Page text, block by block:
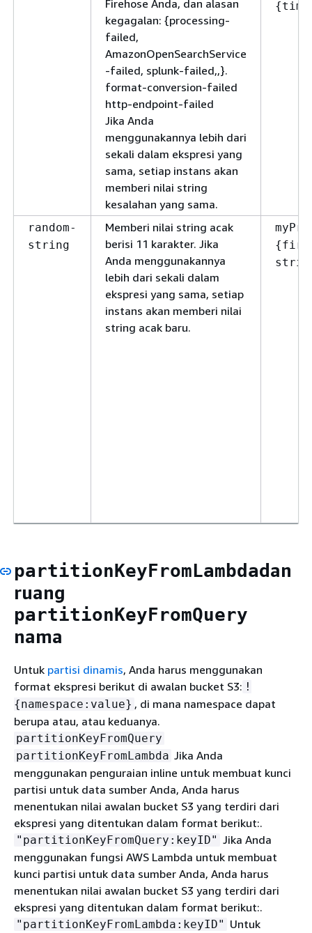
Firehose Anda, dan alasan
kegagalan: {processing-
failed,
AmazonOpenSearchService
-failed, splunk-failed,,}.
format-conversion-failed
http-endpoint-failed
Jika Anda
menggunakannya lebih dari
sekali dalam ekspresi yang
sama, setiap instans akan
memberi nilai string
kesalahan yang sama.
{
random-
string
Memberi nilai string acak
berisi 11 karakter. Jika
Anda menggunakannya
lebih dari sekali dalam
ekspresi yang sama, setiap
instans akan memberi nilai
string acak baru.
{
partitionKeyFromLambdadan
ruang
partitionKeyFromQuery
nama
Untuk partisi dinamis, Anda harus menggunakan
format ekspresi berikut di awalan bucket S3: !
{namespace:value} , di mana namespace dapat
berupa atau, atau keduanya.
partitionKeyFromQuery
partitionKeyFromLambda Jika Anda
menggunakan penguraian inline untuk membuat kunci
partisi untuk data sumber Anda, Anda harus
menentukan nilai awalan bucket S3 yang terdiri dari
ekspresi yang ditentukan dalam format berikut:.
"partitionKeyFromQuery:keyID" Jika Anda
menggunakan fungsi AWS Lambda untuk membuat
kunci partisi untuk data sumber Anda, Anda harus
menentukan nilai awalan bucket S3 yang terdiri dari
ekspresi yang ditentukan dalam format berikut:.
"partitionKeyFromLambda:keyID" Untuk